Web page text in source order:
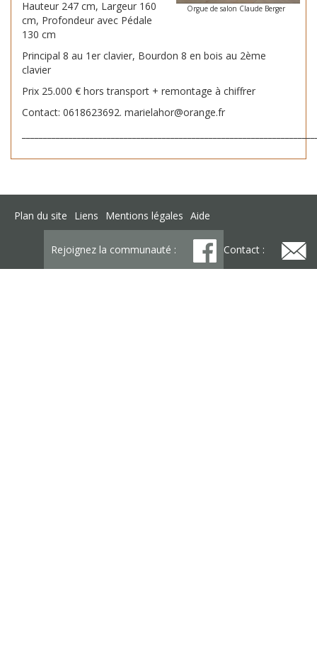
Orgue de salon Claude Berger
Hauteur 247 cm, Largeur 160
cm, Profondeur avec Pédale
130 cm
Principal 8 au 1er clavier, Bourdon 8 en bois au 2ème
clavier
Prix 25.000 € hors transport + remontage à chiffrer
Contact: 0618623692. marielahor@orange.fr
Plan du site Liens Mentions légales Aide
Rejoignez la communauté : Contact :